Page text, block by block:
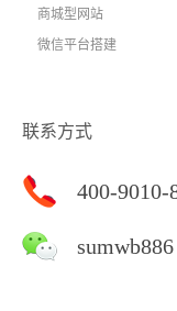
商城型网站
微信平台搭建
联系方式
400-9010-
sumwb886